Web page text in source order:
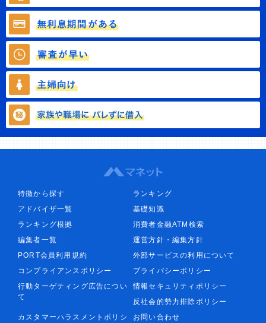
特徴から探す
ランキング
アドバイザ一覧
基礎知識
ランキング根拠
消費者金融ATM検索
編集者一覧
運営方針・編集方針
PORT会員利用規約
外部サービスの利用について
コンプライアンスポリシー
プライバシーポリシー
行動ターゲティング広告につい
て
情報セキュリティポリシー
反社会的勢力排除ポリシー
カスタマーハラスメントポリシ
お問い合わせ